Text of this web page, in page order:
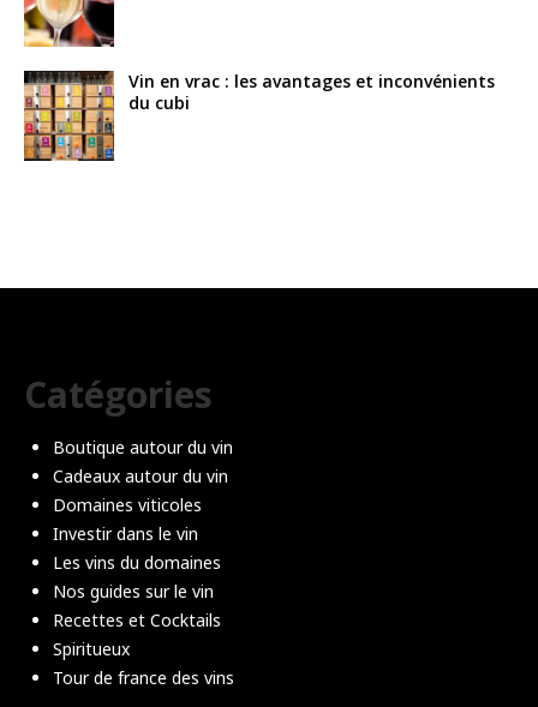
Vin en vrac : les avantages et inconvénients
du cubi
Catégories
Boutique autour du vin
Cadeaux autour du vin
Domaines viticoles
Investir dans le vin
Les vins du domaines
Nos guides sur le vin
Recettes et Cocktails
Spiritueux
Tour de france des vins